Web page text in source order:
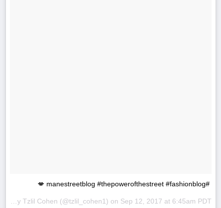
#manestreetblog #thepowerofthestreet #fashionblog 💋
Tzlil Cohen (@tzlil_cohen1) on Sep 12, 2017 at 6:45am PDT